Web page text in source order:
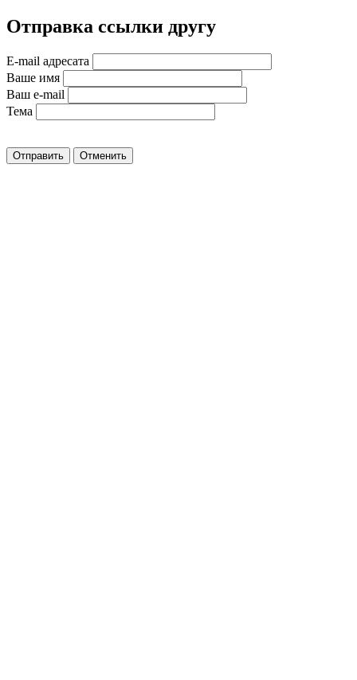
Отправка ссылки другу
E-mail адресата
Ваше имя
Ваш e-mail
Тема
Отправить Отменить